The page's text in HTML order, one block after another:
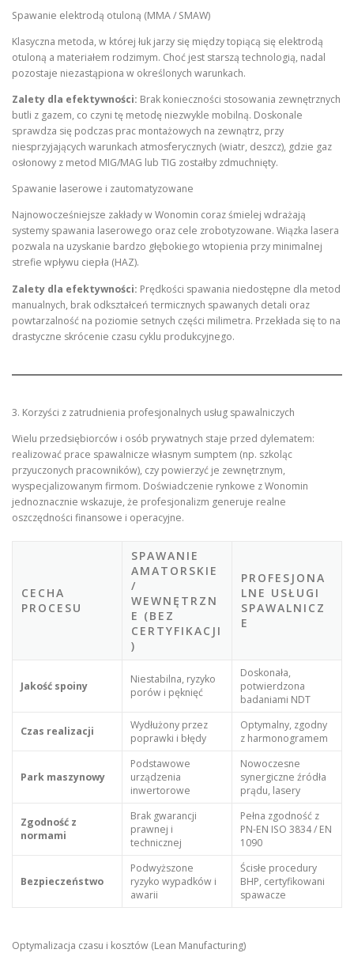
Spawanie elektrodą otuloną (MMA / SMAW)
Klasyczna metoda, w której łuk jarzy się między topiącą się elektrodą
otuloną a materiałem rodzimym. Choć jest starszą technologią, nadal
pozostaje niezastąpiona w określonych warunkach.
Zalety dla efektywności: Brak konieczności stosowania zewnętrznych
butli z gazem, co czyni tę metodę niezwykle mobilną. Doskonale
sprawdza się podczas prac montażowych na zewnątrz, przy
niesprzyjających warunkach atmosferycznych (wiatr, deszcz), gdzie gaz
osłonowy z metod MIG/MAG lub TIG zostałby zdmuchnięty.
Spawanie laserowe i zautomatyzowane
Najnowocześniejsze zakłady w Wonomin coraz śmielej wdrażają
systemy spawania laserowego oraz cele zrobotyzowane. Wiązka lasera
pozwala na uzyskanie bardzo głębokiego wtopienia przy minimalnej
strefie wpływu ciepła (HAZ).
Zalety dla efektywności: Prędkości spawania niedostępne dla metod
manualnych, brak odkształceń termicznych spawanych detali oraz
powtarzalność na poziomie setnych części milimetra. Przekłada się to na
drastyczne skrócenie czasu cyklu produkcyjnego.
3. Korzyści z zatrudnienia profesjonalnych usług spawalniczych
Wielu przedsiębiorców i osób prywatnych staje przed dylematem:
realizować prace spawalnicze własnym sumptem (np. szkoląc
przyuczonych pracowników), czy powierzyć je zewnętrznym,
wyspecjalizowanym firmom. Doświadczenie rynkowe z Wonomin
jednoznacznie wskazuje, że profesjonalizm generuje realne
oszczędności finansowe i operacyjne.
CECHA
PROCESU
SPAWANIE
AMATORSKIE
/
WEWNĘTRZN
E (BEZ
CERTYFIKACJI
)
PROFESJONA
LNE USŁUGI
SPAWALNICZ
E
Jakość spoiny
Niestabilna, ryzyko
porów i pęknięć
Doskonała,
potwierdzona
badaniami NDT
Czas realizacji
Wydłużony przez
poprawki i błędy
Optymalny, zgodny
z harmonogramem
Park maszynowy
Podstawowe
urządzenia
inwertorowe
Nowoczesne
synergiczne źródła
prądu, lasery
Zgodność z
normami
Brak gwarancji
prawnej i
technicznej
Pełna zgodność z
PN-EN ISO 3834 / EN
1090
Bezpieczeństwo
Podwyższone
ryzyko wypadków i
awarii
Ścisłe procedury
BHP, certyfikowani
spawacze
Optymalizacja czasu i kosztów (Lean Manufacturing)